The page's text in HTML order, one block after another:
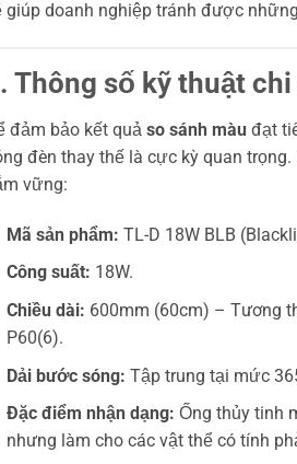
giúp doanh nghiệp tránh được
Thông số kỹ thuật
đảm bảo kết quả so sánh màu đạt
đèn thay thế là cực kỳ quan
vững:
Mã sản phẩm: TL-D 18W BLB
Công suất: 18W.
Chiều dài: 600mm (60cm) – Tương
P60(6).
Dải bước sóng: Tập trung tại mức
Đặc điểm nhận dạng: Ống thủy tinh
nhưng làm cho các vật thể có tính